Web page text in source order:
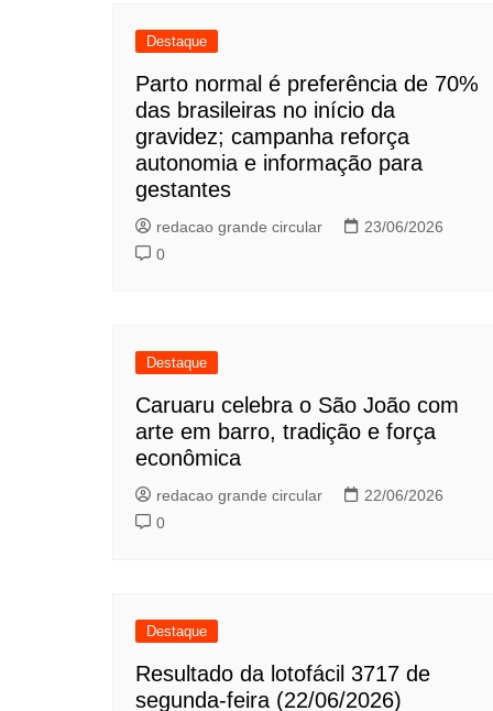
Destaque
Parto normal é preferência de 70%
das brasileiras no início da
gravidez; campanha reforça
autonomia e informação para
gestantes
redacao grande circular
23/06/2026
0
Destaque
Caruaru celebra o São João com
arte em barro, tradição e força
econômica
redacao grande circular
22/06/2026
0
Destaque
Resultado da lotofácil 3717 de
segunda-feira (22/06/2026)